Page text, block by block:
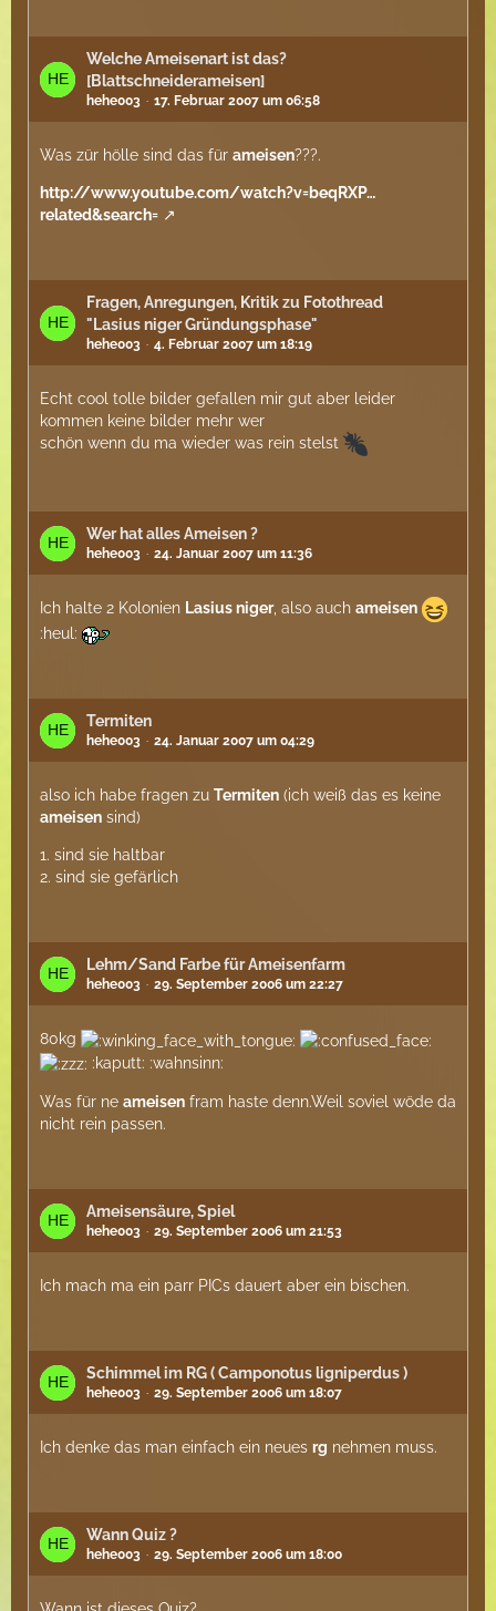
Welche Ameisenart ist das?
[Blattschneiderameisen]
hehe003 17. Februar 2007 um 06:58
Was zür hölle sind das für ameisen???.
http://www.youtube.com/watch?v=beqRXP…
related&search=
Fragen, Anregungen, Kritik zu Fotothread
"Lasius niger Gründungsphase"
hehe003 4. Februar 2007 um 18:19
Echt cool tolle bilder gefallen mir gut aber leider
kommen keine bilder mehr wer
schön wenn du ma wieder was rein stelst
Wer hat alles Ameisen ?
hehe003 24. Januar 2007 um 11:36
Ich halte 2 Kolonien Lasius niger, also auch ameisen
:heul:
Termiten
hehe003 24. Januar 2007 um 04:29
also ich habe fragen zu Termiten (ich weiß das es keine
ameisen sind)
1. sind sie haltbar
2. sind sie gefärlich
Lehm/Sand Farbe für Ameisenfarm
hehe003 29. September 2006 um 22:27
80kg
:kaputt: :wahnsinn:
Was für ne ameisen fram haste denn.Weil soviel wöde da
nicht rein passen.
Ameisensäure, Spiel
hehe003 29. September 2006 um 21:53
Ich mach ma ein parr PICs dauert aber ein bischen.
Schimmel im RG ( Camponotus ligniperdus )
hehe003 29. September 2006 um 18:07
Ich denke das man einfach ein neues rg nehmen muss.
Wann Quiz ?
hehe003 29. September 2006 um 18:00